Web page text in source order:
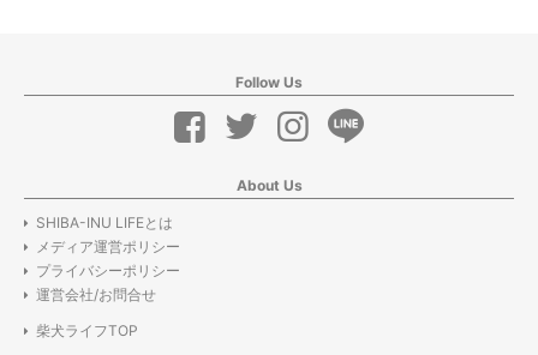
Follow Us
About Us
SHIBA-INU LIFEとは
メディア運営ポリシー
プライバシーポリシー
運営会社/お問合せ
柴犬ライフTOP